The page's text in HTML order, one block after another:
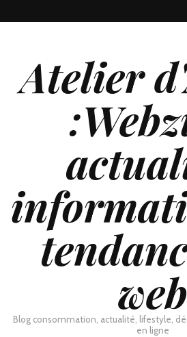
Atelier
web
Blog consommation, actualité, lifestyle,
en ligne